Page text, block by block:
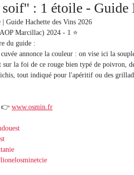
Réseaux sociaux
: 1 étoile - Guide
| Guide Hachette des Vins 2026
Marcillac) 2024 - 1 ⭐️
du guide :
annonce la couleur : on vise ici la
la foi de ce rouge bien typé de poivron,
tout indiqué pour l'apéritif ou des
👉 www.osmin.fr